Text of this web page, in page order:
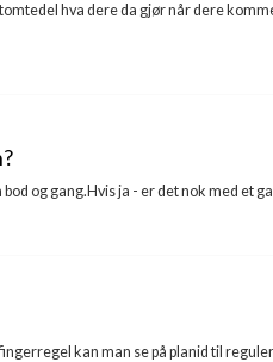
hva dere da gjør når dere
og gang.Hvis ja - er det nok med et
kan man se på planid til